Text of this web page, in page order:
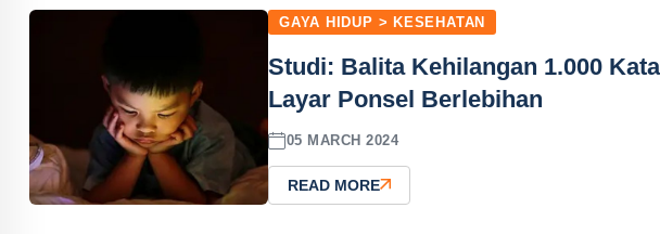
GAYA HIDUP > KESEHATAN
Studi: Balita Kehilangan 1.000
Layar Ponsel Berlebihan
05 MARCH 2024
READ MORE